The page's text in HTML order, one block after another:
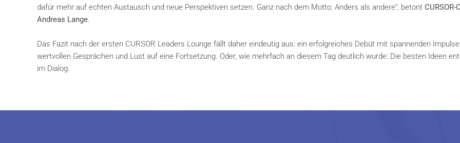
dafür mehr auf echten Austausch und neue Perspektiven setzen. Ganz nach dem Motto: Anders als andere“, betont CURSOR-
Andreas Lange.
Das Fazit nach der ersten CURSOR Leaders Lounge fällt daher eindeutig aus: ein erfolgreiches Debüt mit spannenden
wertvollen Gesprächen und Lust auf eine Fortsetzung. Oder, wie mehrfach an diesem Tag deutlich wurde: Die besten Ideen
im Dialog.